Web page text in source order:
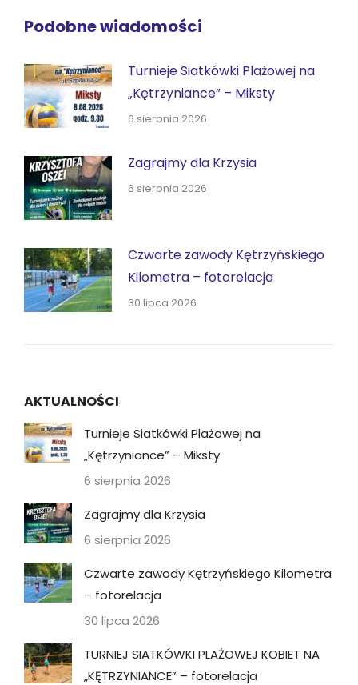
Podobne wiadomości
Turnieje Siatkówki Plażowej na
„Kętrzyniance” – Miksty
6 sierpnia 2026
Zagrajmy dla Krzysia
6 sierpnia 2026
Czwarte zawody Kętrzyńskiego
Kilometra – fotorelacja
30 lipca 2026
AKTUALNOŚCI
Turnieje Siatkówki Plażowej na
„Kętrzyniance” – Miksty
6 sierpnia 2026
Zagrajmy dla Krzysia
6 sierpnia 2026
Czwarte zawody Kętrzyńskiego Kilometra
– fotorelacja
30 lipca 2026
TURNIEJ SIATKÓWKI PLAŻOWEJ KOBIET NA
„KĘTRZYNIANCE” – fotorelacja